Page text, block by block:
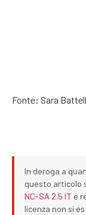
Fonte: Sara
In deroga a
questo articolo
NC-SA 2.5 IT e
licenza non si